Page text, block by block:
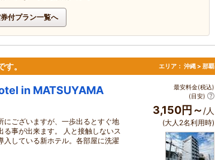
付プラン一覧へ
。 エリア： 沖縄 > 那覇
in MATSUYAMA
にございますが、一歩出るとすぐ地
る事が出来ます。 人と接触しないス
入している新ホテル。各部屋に洗濯
最安料金(税込)
(目安)
3,150円～/人
(大人2名利用時)